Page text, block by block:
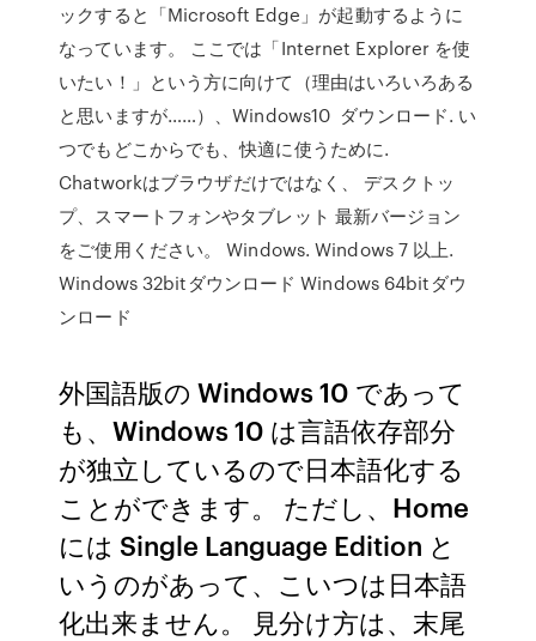
ックすると「Microsoft Edge」が起動するように
なっています。 ここでは「Internet Explorer を使
いたい！」という方に向けて（理由はいろいろある
と思いますが……）、Windows10 ダウンロード. い
つでもどこからでも、快適に使うために.
Chatworkはブラウザだけではなく、 デスクトッ
プ、スマートフォンやタブレット 最新バージョン
をご使用ください。 Windows. Windows 7 以上.
Windows 32bitダウンロード Windows 64bitダウ
ンロード
外国語版の Windows 10 であって
も、Windows 10 は言語依存部分
が独立しているので日本語化する
ことができます。 ただし、Home
には Single Language Edition と
いうのがあって、こいつは日本語
化出来ません。 見分け方は、末尾